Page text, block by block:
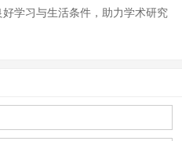
学习与生活条件，助力学术研究